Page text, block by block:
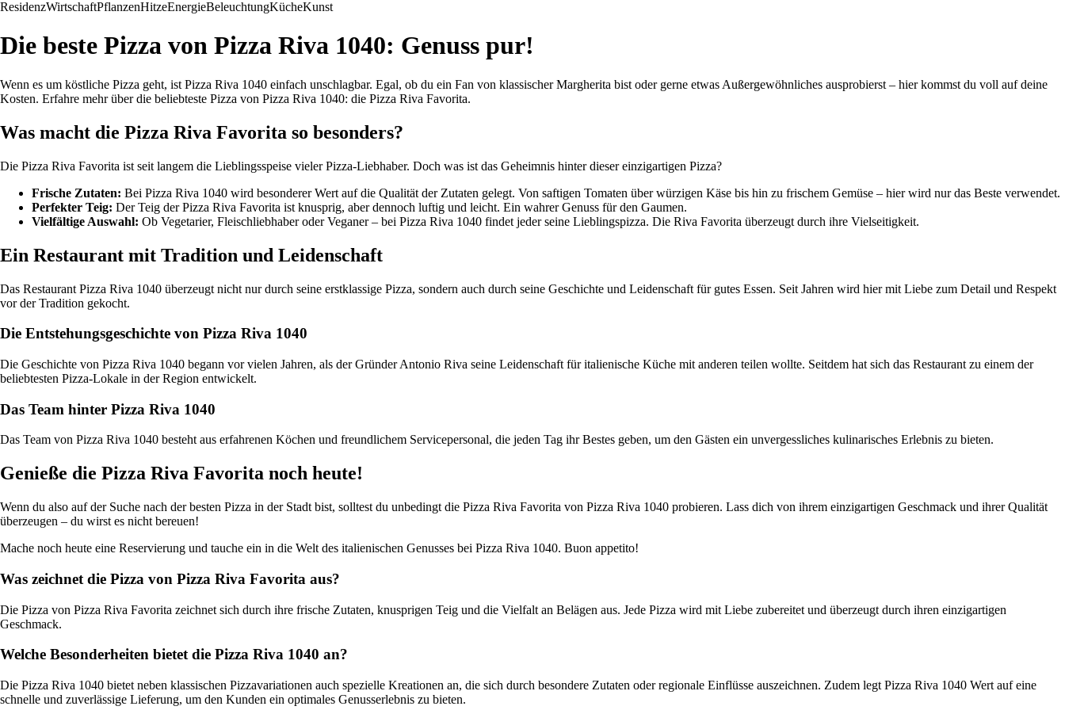
ResidenzWirtschaftPflanzenHitzeEnergieBeleuchtungKücheKunst
Die beste Pizza von Pizza Riva 1040: Genuss pur!
Wenn es um köstliche Pizza geht, ist Pizza Riva 1040 einfach unschlagbar. Egal, ob du ein Fan von klassischer Margherita bist oder gerne etwas Außergewöhnliches ausprobierst – hier kommst du voll auf deine
Kosten. Erfahre mehr über die beliebteste Pizza von Pizza Riva 1040: die Pizza Riva Favorita.
Was macht die Pizza Riva Favorita so besonders?
Die Pizza Riva Favorita ist seit langem die Lieblingsspeise vieler Pizza-Liebhaber. Doch was ist das Geheimnis hinter dieser einzigartigen Pizza?
Frische Zutaten: Bei Pizza Riva 1040 wird besonderer Wert auf die Qualität der Zutaten gelegt. Von saftigen Tomaten über würzigen Käse bis hin zu frischem Gemüse – hier wird nur das Beste verwendet.
Perfekter Teig: Der Teig der Pizza Riva Favorita ist knusprig, aber dennoch luftig und leicht. Ein wahrer Genuss für den Gaumen.
Vielfältige Auswahl: Ob Vegetarier, Fleischliebhaber oder Veganer – bei Pizza Riva 1040 findet jeder seine Lieblingspizza. Die Riva Favorita überzeugt durch ihre Vielseitigkeit.
Ein Restaurant mit Tradition und Leidenschaft
Das Restaurant Pizza Riva 1040 überzeugt nicht nur durch seine erstklassige Pizza, sondern auch durch seine Geschichte und Leidenschaft für gutes Essen. Seit Jahren wird hier mit Liebe zum Detail und Respekt
vor der Tradition gekocht.
Die Entstehungsgeschichte von Pizza Riva 1040
Die Geschichte von Pizza Riva 1040 begann vor vielen Jahren, als der Gründer Antonio Riva seine Leidenschaft für italienische Küche mit anderen teilen wollte. Seitdem hat sich das Restaurant zu einem der
beliebtesten Pizza-Lokale in der Region entwickelt.
Das Team hinter Pizza Riva 1040
Das Team von Pizza Riva 1040 besteht aus erfahrenen Köchen und freundlichem Servicepersonal, die jeden Tag ihr Bestes geben, um den Gästen ein unvergessliches kulinarisches Erlebnis zu bieten.
Genieße die Pizza Riva Favorita noch heute!
Wenn du also auf der Suche nach der besten Pizza in der Stadt bist, solltest du unbedingt die Pizza Riva Favorita von Pizza Riva 1040 probieren. Lass dich von ihrem einzigartigen Geschmack und ihrer Qualität
überzeugen – du wirst es nicht bereuen!
Mache noch heute eine Reservierung und tauche ein in die Welt des italienischen Genusses bei Pizza Riva 1040. Buon appetito!
Was zeichnet die Pizza von Pizza Riva Favorita aus?
Die Pizza von Pizza Riva Favorita zeichnet sich durch ihre frische Zutaten, knusprigen Teig und die Vielfalt an Belägen aus. Jede Pizza wird mit Liebe zubereitet und überzeugt durch ihren einzigartigen
Geschmack.
Welche Besonderheiten bietet die Pizza Riva 1040 an?
Die Pizza Riva 1040 bietet neben klassischen Pizzavariationen auch spezielle Kreationen an, die sich durch besondere Zutaten oder regionale Einflüsse auszeichnen. Zudem legt Pizza Riva 1040 Wert auf eine
schnelle und zuverlässige Lieferung, um den Kunden ein optimales Genusserlebnis zu bieten.